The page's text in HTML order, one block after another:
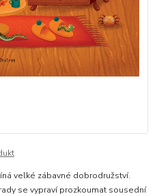
velké zábavné dobrodružství.
se vypraví prozkoumat sousední